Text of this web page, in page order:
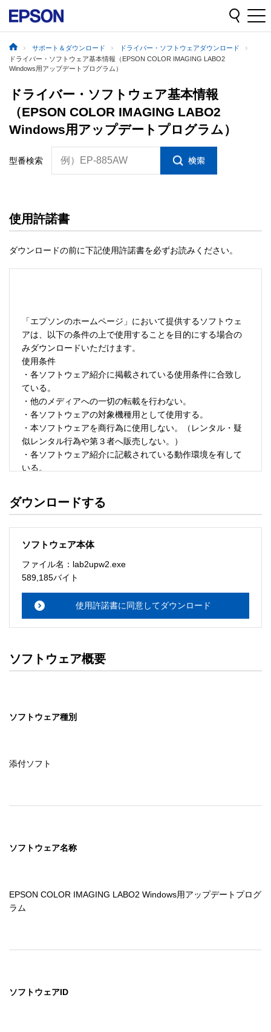
サポート＆ダウンロード
ドライバー・ソフトウェアダウンロード
ドライバー・ソフトウェア基本情報（EPSON COLOR IMAGING LABO2
Windows用アップデートプログラム）
ドライバー・ソフトウェア基本情報
（EPSON COLOR IMAGING LABO2
Windows用アップデートプログラム）
型番検索 例）EP-885AW
使用許諾書
ダウンロードの前に下記使用許諾書を必ずお読みください。
「エプソンのホームページ」において提供するソフトウェ
アは、以下の条件の上で使用することを目的にする場合の
みダウンロードいただけます。
使用条件
・各ソフトウェア紹介に掲載されている使用条件に合致し
ている。
・他のメディアへの一切の転載を行わない。
・各ソフトウェアの対象機種用として使用する。
・本ソフトウェアを商行為に使用しない。（レンタル・疑
似レンタル行為や第３者へ販売しない。）
・各ソフトウェア紹介に記載されている動作環境を有して
いる。
・ソフトウェアを改変、またはリバースエンジニアリング
ソフトウェアのサポート
・本サーバでは、ユーザーサポートは行いません。搭載ソ
メーションセンターまでお願い
ルをお読み下さい。
ソフトウェアの保証範囲
・ソフトウェアのダウンロード・導入はお客様の責任にお
セイコーエプソン株式会社に帰属します。
ダウンロードする
ソフトウェア本体
ファイル名：lab2upw2.exe
589,185バイト
使用許諾書に同意してダウンロード
ソフトウェア概要
ソフトウェア種別
添付ソフト
ソフトウェア名称
EPSON COLOR IMAGING LABO2 Windows用アップデートプログ
ラム
ソフトウェアID